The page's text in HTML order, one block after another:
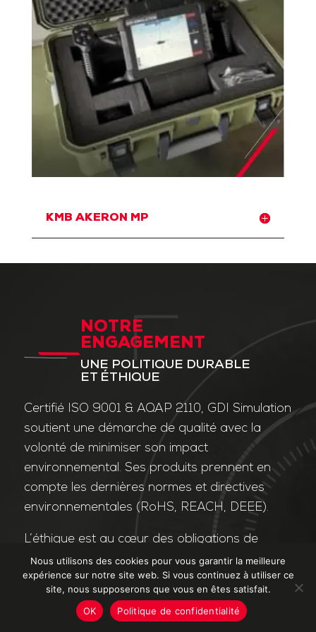
KMB AKERON MP
NOTRE
ENGAGEMENT
UNE POLITIQUE DURABLE
ET ÉTHIQUE
Certifié ISO 9001 & AQAP 2110, GDI Simulation
soutient une démarche de qualité avec la
volonté de minimiser son impact
environnemental. Ses produits prennent en
compte les dernières normes et directives
environnementales (RoHS, REACH, DEEE).
L’éthique est au cœur des obligations de
l’entreprise et de ses valeurs. Nos affaires
sont conduites dans le strict respect des
différentes lois applicables dans le domaine
de la lutte contre la corruption et le trafic
Nous utilisons des cookies pour vous garantir la meilleure
expérience sur notre site web. Si vous continuez à utiliser ce
site, nous supposerons que vous en êtes satisfait.
OK
Politique de confidentialité